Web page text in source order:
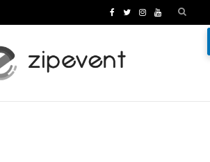
c
T I Y